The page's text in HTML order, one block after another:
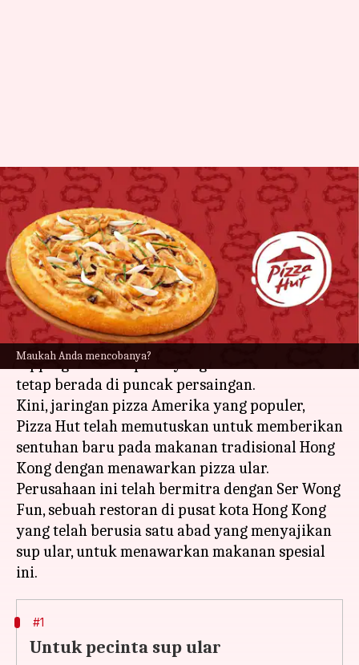
Maukah Anda mencobanya?
Hong Kong menawarkan pizza
ular! Maukah Anda
mencicipinya
menulis Taufiq Al Jufri Nov 15, 2023 11:00 am
Apa ceritanya
Jaringan restoran pizza terus menciptakan
topping dan rasa pizza yang lebih baru untuk
tetap berada di puncak persaingan.
Kini, jaringan pizza Amerika yang populer,
Pizza Hut telah memutuskan untuk memberikan
sentuhan baru pada makanan tradisional Hong
Kong dengan menawarkan pizza ular.
Perusahaan ini telah bermitra dengan Ser Wong
Fun, sebuah restoran di pusat kota Hong Kong
yang telah berusia satu abad yang menyajikan
sup ular, untuk menawarkan makanan spesial
#1
Untuk pecinta sup ular